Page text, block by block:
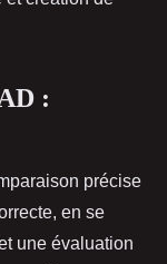
:
précise
en se
une évaluation